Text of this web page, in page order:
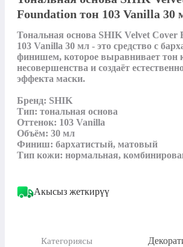
Foundation тон 103 Vanilla 30
Тональная основа SHIK Velvet Cover
103 Vanilla 30 мл - это средство с
финишем, которое выравнивает тон
несовершенства и создаёт
эффекта маски.
Бренд: SHIK
Тип: тональная основа
Оттенок: 103 Vanilla
Объём: 30 мл
Финиш: бархатистый, матовый
Тип кожи: нормальная,
Акысыз жеткирүү
Категориясы